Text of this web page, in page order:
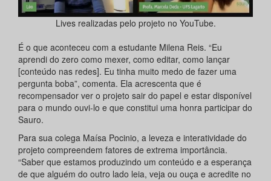
Lives realizadas pelo projeto no YouTube.
É o que aconteceu com a estudante Milena Reis. “Eu
aprendi do zero como mexer, como editar, como lançar
[conteúdo nas redes]. Eu tinha muito medo de fazer uma
pergunta boba”, comenta. Ela acrescenta que é
recompensador ver o projeto sair do papel e estar disponível
para o mundo ouvi-lo e que constitui uma honra participar do
Sauro.
Para sua colega Maísa Pocinio, a leveza e interatividade do
projeto compreendem fatores de extrema importância.
“Saber que estamos produzindo um conteúdo e a esperança
de que alguém do outro lado leia, veja ou ouça e acredite no